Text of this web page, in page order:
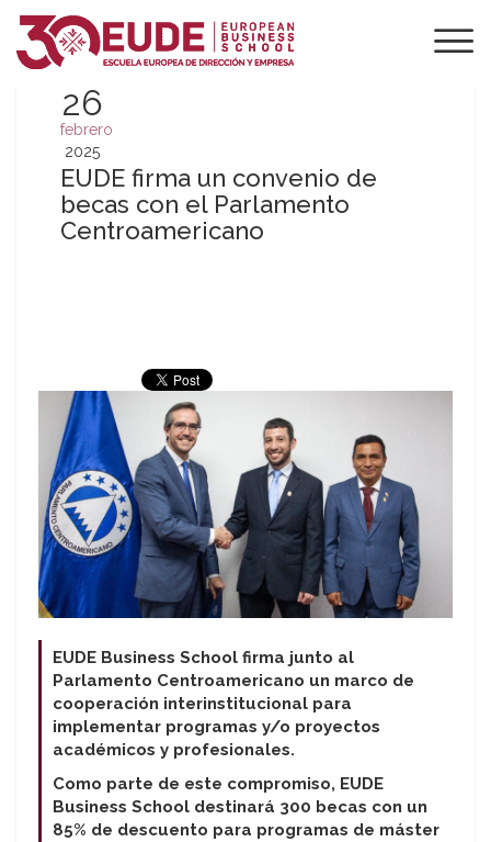
26
febrero
2025
EUDE firma un convenio de
becas con el Parlamento
Centroamericano
EUDE Business School firma junto al
Parlamento Centroamericano un marco de
cooperación interinstitucional para
implementar programas y/o proyectos
académicos y profesionales.
Como parte de este compromiso, EUDE
Business School destinará 300 becas con un
85% de descuento para programas de máster